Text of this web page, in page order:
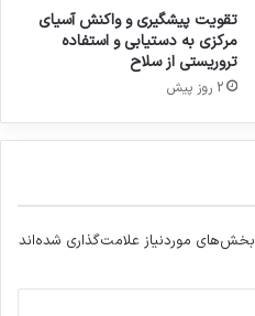
تقویت پیشگیری و واکنش آسیای
مرکزی به دستیابی و استفاده
تروریستی از سلاح
2 روز پیش
بخش‌های موردنیاز علامت‌گذاری شده‌اند